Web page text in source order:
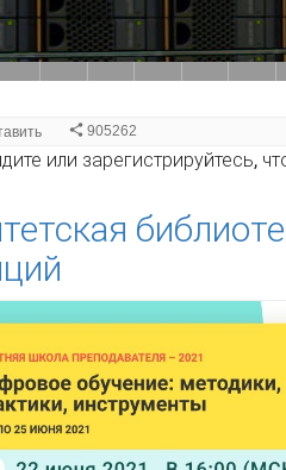
в рамках Приоритет 2030
или зарегистрируйтесь,